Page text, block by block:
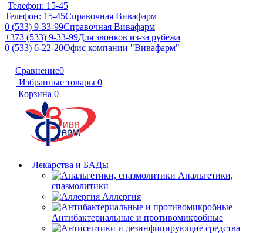
Телефон: 15-45
Телефон: 15-45Справочная Вивафарм
0 (533) 9-33-99Справочная Вивафарм
+373 (533) 9-33-99Для звонков из-за рубежа
0 (533) 6-22-20Офис компании "Вивафарм"
Сравнение0
Избранные товары 0
Корзина 0
Лекарства и БАДы
Анальгетики,
спазмолитики
Аллергия
Антибактериальные и противомикробные